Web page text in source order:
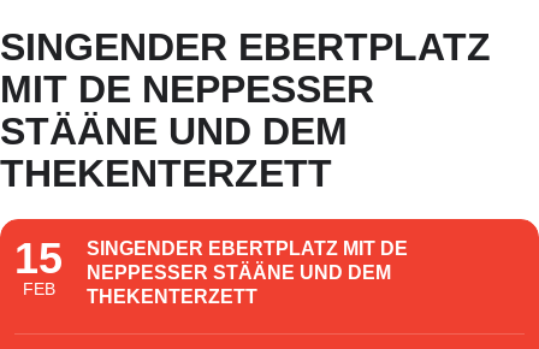
SINGENDER EBERTPLATZ
MIT DE NEPPESSER
STÄÄNE UND DEM
THEKENTERZETT
15
FEB
SINGENDER EBERTPLATZ MIT DE
NEPPESSER STÄÄNE UND DEM
THEKENTERZETT